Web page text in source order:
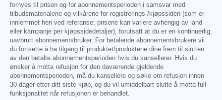
fornyes til prisen og for abonnementsperioden i samsvar med
tilbudsmaterialene og vilkårene for registrerings-/kjøpssiden (som er
innlemmet heri ved referanse; prisene kan variere avhengig av land
eller kampanje per kjøpssidedetaljer), forutsatt at du er en kontinuerlig,
uavbrutt abonnementsbruker. For betalende abonnementsbrukere vil
du fortsette å ha tilgang til produktet/produktene dine frem til slutten
av den betalte abonnementsperioden hvis du kansellerer. Hvis du
ønsker å motta refusjon for den daværende gjeldende
abonnementsperioden, må du kansellere og søke om refusjon innen
30 dager etter ditt siste kjøp, og du vil umiddelbart slutte å motta full
funksjonalitet når refusjonen er behandlet.